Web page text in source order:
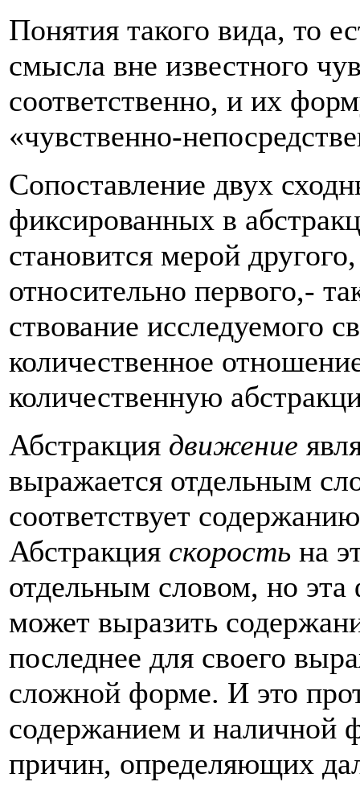
Понятия такого вида, то
смысла вне известного
соответственно, и их
«чувственно-
Сопоставление двух
фиксированных в
становится мерой
относительно первого,-
ствование исследуемого
количественное
количественную
Абстракция движение
выражается отдельным
соответствует
Абстракция скорость на
отдельным словом, но
может вы­разить
последнее для своего
сложной форме. И это
содержанием и наличной
причин, определяющих